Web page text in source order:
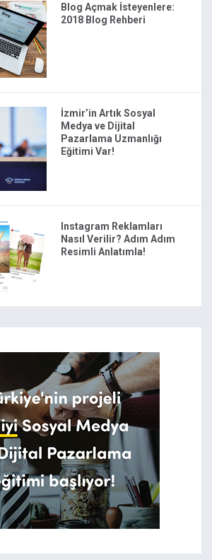
Blog Açmak İsteyenlere:
2018 Blog Rehberi
İzmir’in Artık Sosyal
Medya ve Dijital
Pazarlama Uzmanlığı
Eğitimi Var!
Instagram Reklamları
Nasıl Verilir? Adım Adım
Resimli Anlatımla!